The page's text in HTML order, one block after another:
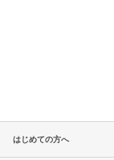
はじめての方へ